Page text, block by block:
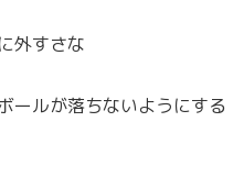
外すさな
ールが落ちないようにする